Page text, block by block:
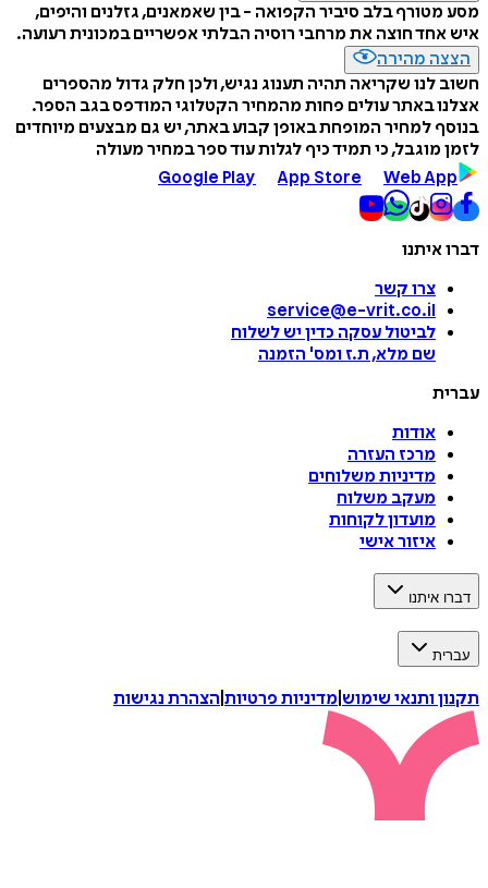
מסע מטורף בלב סיביר הקפואה - בין שאמאנים, גזלנים והיפים,
איש אחד חוצה את מרחבי רוסיה הבלתי אפשריים במכונית רעועה.
הצצה מהירה
חשוב לנו שקריאה תהיה תענוג נגיש, ולכן חלק גדול מהספרים
אצלנו באתר עולים פחות מהמחיר הקטלוגי המודפס בגב הספר.
בנוסף למחיר המופחת באופן קבוע באתר, יש גם מבצעים מיוחדים
לזמן מוגבל, כי תמיד כיף לגלות עוד ספר במחיר מעולה
Google Play
App Store Web App
דברו איתנו
צרו קשר
service@e-vrit.co.il
לביטול עסקה כדין יש לשלוח
שם מלא, ת.ז ומס' הזמנה
עברית
אודות
מרכז העזרה
מדיניות משלוחים
מעקב משלוח
מועדון לקוחות
איזור אישי
דברו איתנו
עברית
תקנון ותנאי שימוש מדיניות פרטיות הצהרת נגישות